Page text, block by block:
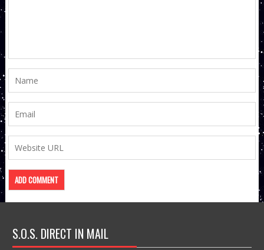
S.O.S. DIRECT IN MAIL